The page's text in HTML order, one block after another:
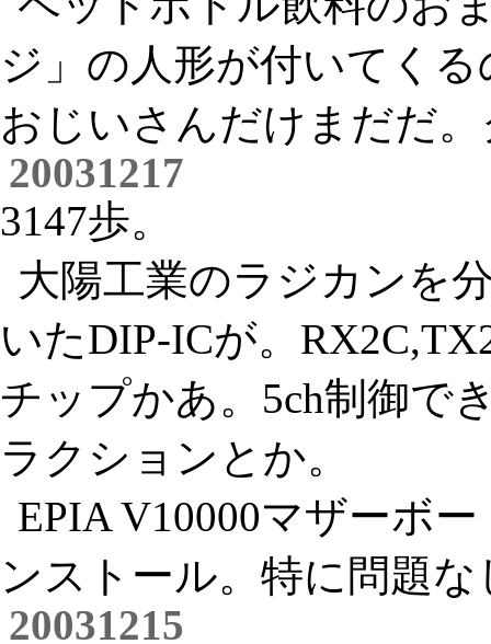
ジ」の人形が付いてく
おじいさんだけまだだ
20031217
3147歩。
大陽工業のラジカンを
いたDIP-ICが。
チップかあ。5ch制御で
ラクションとか。
EPIA V10000マザーボ
ンストール。特に問題な
20031215